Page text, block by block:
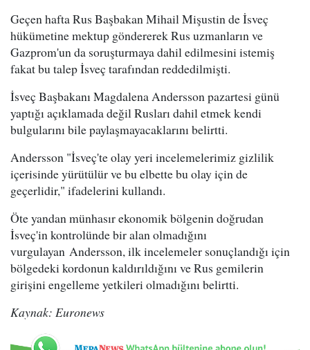
Geçen hafta Rus Başbakan Mihail Mişustin de İsveç
hükümetine mektup göndererek Rus uzmanların ve
Gazprom'un da soruşturmaya dahil edilmesini istemiş
fakat bu talep İsveç tarafından reddedilmişti.
İsveç Başbakanı Magdalena Andersson pazartesi günü
yaptığı açıklamada değil Rusları dahil etmek kendi
bulgularını bile paylaşmayacaklarını belirtti.
Andersson "İsveç'te olay yeri incelemelerimiz gizlilik
içerisinde yürütülür ve bu elbette bu olay için de
geçerlidir," ifadelerini kullandı.
Öte yandan münhasır ekonomik bölgenin doğrudan
İsveç'in kontrolünde bir alan olmadığını
vurgulayan Andersson, ilk incelemeler sonuçlandığı için
bölgedeki kordonun kaldırıldığını ve Rus gemilerin
girişini engelleme yetkileri olmadığını belirtti.
Kaynak: Euronews